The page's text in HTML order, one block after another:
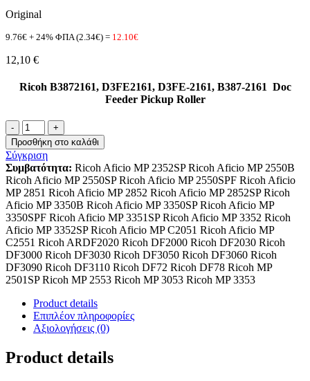
Original
9.76€ + 24% ΦΠΑ (2.34€) = 12.10€
12,10 €
Ricoh B3872161, D3FE2161, D3FE-2161, B387-2161 Doc
Feeder Pickup Roller
B3872161,
D3FE2161,
D3FE-
2161,
B387-
2161
ποσότητα
Προσθήκη στο καλάθι
Σύγκριση
Συμβατότητα: Ricoh Aficio MP 2352SP Ricoh Aficio MP 2550B
Ricoh Aficio MP 2550SP Ricoh Aficio MP 2550SPF Ricoh Aficio
MP 2851 Ricoh Aficio MP 2852 Ricoh Aficio MP 2852SP Ricoh
Aficio MP 3350B Ricoh Aficio MP 3350SP Ricoh Aficio MP
3350SPF Ricoh Aficio MP 3351SP Ricoh Aficio MP 3352 Ricoh
Aficio MP 3352SP Ricoh Aficio MP C2051 Ricoh Aficio MP
C2551 Ricoh ARDF2020 Ricoh DF2000 Ricoh DF2030 Ricoh
DF3000 Ricoh DF3030 Ricoh DF3050 Ricoh DF3060 Ricoh
DF3090 Ricoh DF3110 Ricoh DF72 Ricoh DF78 Ricoh MP
2501SP Ricoh MP 2553 Ricoh MP 3053 Ricoh MP 3353
Product details
Επιπλέον πληροφορίες
Αξιολογήσεις (0)
Product details